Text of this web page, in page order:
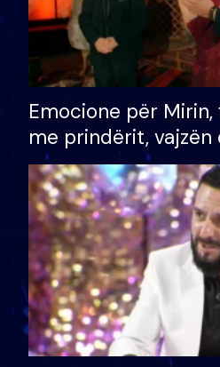
Emocione për
me prindërit, vajzën
bashkëshorten:
divorci apo jo?